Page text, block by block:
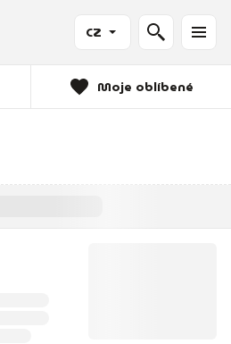
CZ
Moje oblíbené